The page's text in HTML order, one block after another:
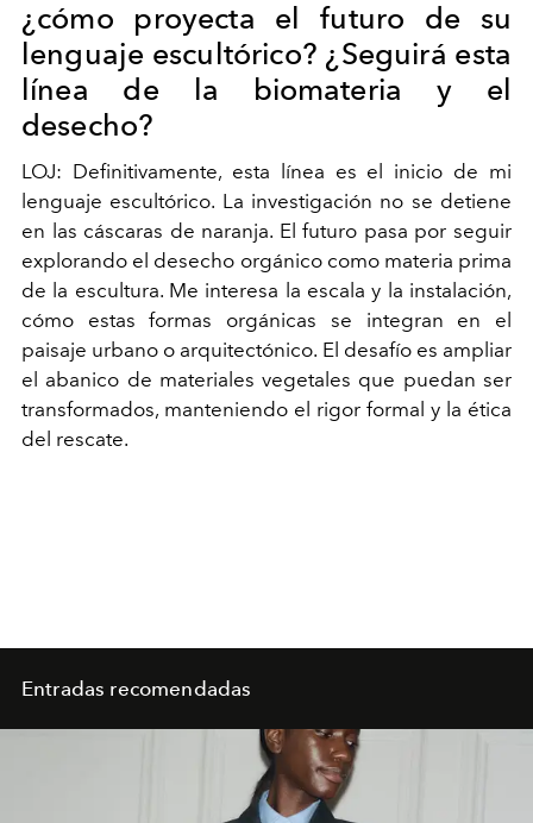
¿cómo proyecta el futuro de su
lenguaje escultórico? ¿Seguirá esta
línea de la biomateria y el
desecho?
LOJ: Definitivamente, esta línea es el inicio de mi
lenguaje escultórico. La investigación no se detiene
en las cáscaras de naranja. El futuro pasa por seguir
explorando el desecho orgánico como materia prima
de la escultura. Me interesa la escala y la instalación,
cómo estas formas orgánicas se integran en el
paisaje urbano o arquitectónico. El desafío es ampliar
el abanico de materiales vegetales que puedan ser
transformados, manteniendo el rigor formal y la ética
del rescate.
Entradas recomendadas